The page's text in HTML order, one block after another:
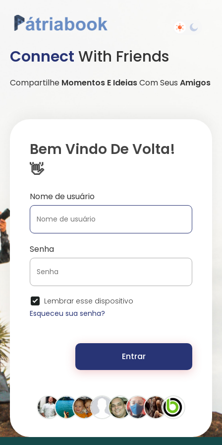
Connect With Friends
Compartilhe Momentos E IdeiasCom Seus Amigos
Bem Vindo De Volta!
👋
Nome de usuário
Senha
Lembrar esse dispositivo
Esqueceu sua senha?
Entrar